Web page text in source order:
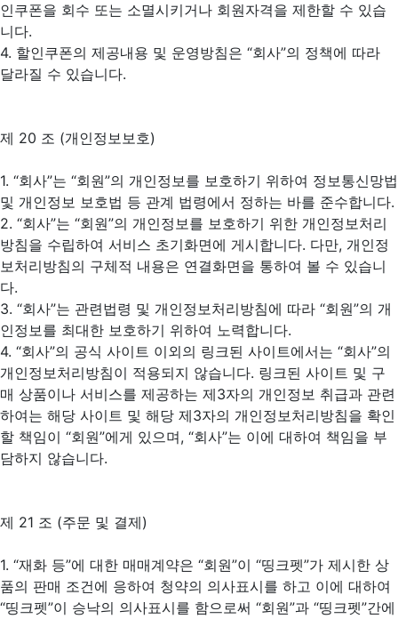
인쿠폰을 회수 또는 소멸시키거나 회원자격을 제한할 수 있습
니다.
4. 할인쿠폰의 제공내용 및 운영방침은 “회사”의 정책에 따라
달라질 수 있습니다.
제 20 조 (개인정보보호)
1. “회사”는 “회원”의 개인정보를 보호하기 위하여 정보통신망법
및 개인정보 보호법 등 관계 법령에서 정하는 바를 준수합니다.
2. “회사”는 “회원”의 개인정보를 보호하기 위한 개인정보처리
방침을 수립하여 서비스 초기화면에 게시합니다. 다만, 개인정
보처리방침의 구체적 내용은 연결화면을 통하여 볼 수 있습니
다.
3. “회사”는 관련법령 및 개인정보처리방침에 따라 “회원”의 개
인정보를 최대한 보호하기 위하여 노력합니다.
4. “회사”의 공식 사이트 이외의 링크된 사이트에서는 “회사”의
개인정보처리방침이 적용되지 않습니다. 링크된 사이트 및 구
매 상품이나 서비스를 제공하는 제3자의 개인정보 취급과 관련
하여는 해당 사이트 및 해당 제3자의 개인정보처리방침을 확인
할 책임이 “회원”에게 있으며, “회사”는 이에 대하여 책임을 부
담하지 않습니다.
제 21 조 (주문 및 결제)
1. “재화 등”에 대한 매매계약은 “회원”이 “띵크펫”가 제시한 상
품의 판매 조건에 응하여 청약의 의사표시를 하고 이에 대하여
“띵크펫”이 승낙의 의사표시를 함으로써 “회원”과 “띵크펫”간에